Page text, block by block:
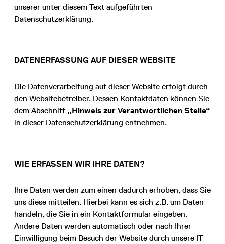
unserer unter diesem Text aufgeführten
Datenschutzerklärung.
DATENERFASSUNG AUF DIESER WEBSITE
Die Datenverarbeitung auf dieser Website erfolgt durch
den Websitebetreiber. Dessen Kontaktdaten können Sie
dem Abschnitt „Hinweis zur Verantwortlichen Stelle“
in dieser Datenschutzerklärung entnehmen.
WIE ERFASSEN WIR IHRE DATEN?
Ihre Daten werden zum einen dadurch erhoben, dass Sie
uns diese mitteilen. Hierbei kann es sich z.B. um Daten
handeln, die Sie in ein Kontaktformular eingeben.
Andere Daten werden automatisch oder nach Ihrer
Einwilligung beim Besuch der Website durch unsere IT-